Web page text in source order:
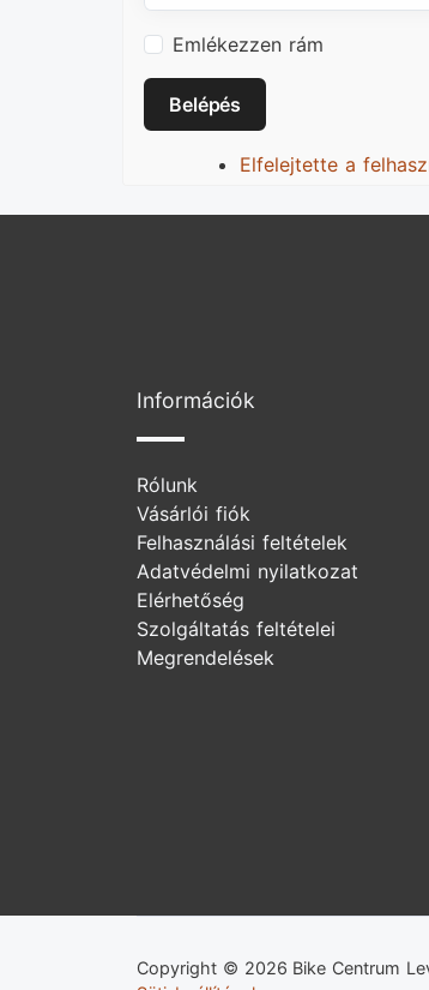
Emlékezzen rám
Belépés
Elfelejtette a
Információk
Rólunk
Vásárlói fiók
Felhasználási feltételek
Adatvédelmi nyilatkozat
Elérhetőség
Szolgáltatás feltételei
Megrendelések
Copyright © 2026 Bike Centrum